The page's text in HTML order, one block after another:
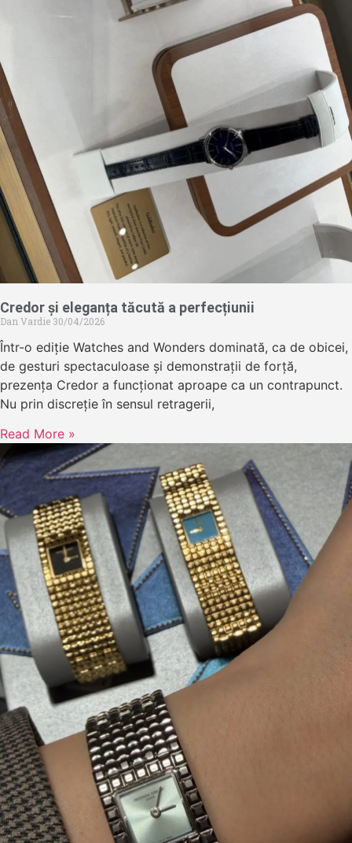
Credor și eleganța tăcută a perfecțiunii
Dan Vardie 30/04/2026
Într-o ediție Watches and Wonders dominată, ca de obicei,
de gesturi spectaculoase și demonstrații de forță,
prezența Credor a funcționat aproape ca un contrapunct.
Nu prin discreție în sensul retragerii,
Read More »